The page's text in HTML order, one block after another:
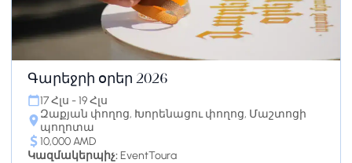
Գարեջրի օրեր 2026
17 Հլս - 19 Հլս
Զաքյան փողոց, Խորենացու փողոց, Մաշտոցի
պողոտա
10,000 AMD
Կազմակերպիչ:EventToura